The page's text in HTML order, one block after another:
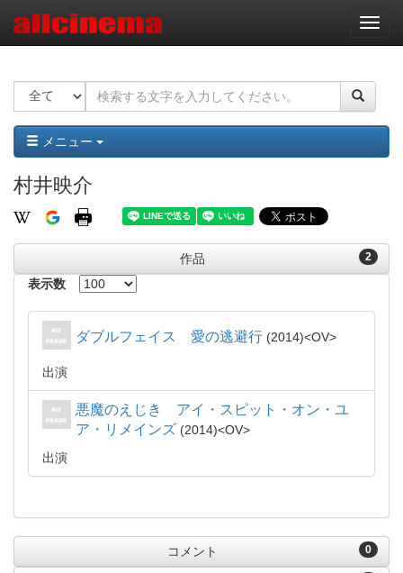
ナ
ビ
ー
ョ
ン
メニュー
村井映介
2
作品
表示数
ダブルフェイス 愛の逃避行 2014 OV
出演
悪魔のえじき アイ・スピット・オン・ユ
ア・リメインズ
2014
OV
出演
0
コメント